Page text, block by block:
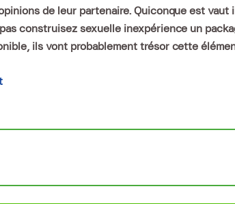
de leur partenaire. Quiconque est vaut
construisez sexuelle inexpérience un
ils vont probablement trésor cette